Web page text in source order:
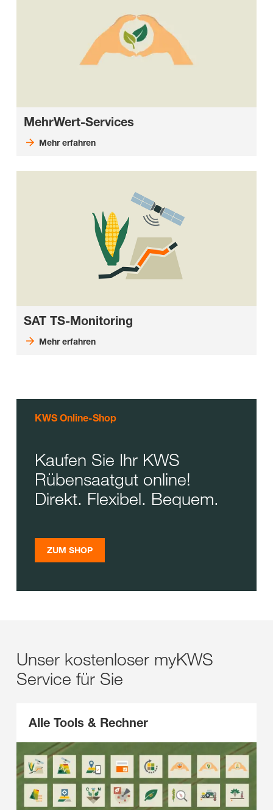
MehrWert-Services
Mehr erfahren
SAT TS-Monitoring
Mehr erfahren
KWS Online-Shop
Kaufen Sie Ihr KWS
Rübensaatgut online!
Direkt. Flexibel. Bequem.
ZUM SHOP
Unser kostenloser myKWS
Service für Sie
Alle Tools & Rechner